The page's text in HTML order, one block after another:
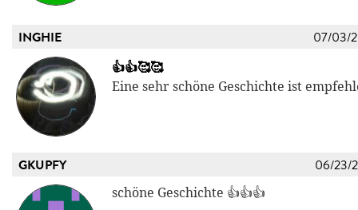
INGHIE 07/03/
👍👍🥰🥰
Eine sehr schöne Geschichte ist
GKUPFY 06/23/
schöne Geschichte 👍👍👍